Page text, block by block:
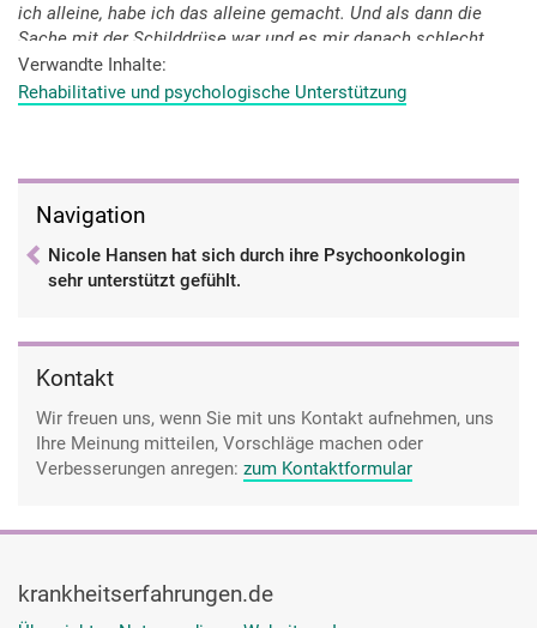
ich alleine, habe ich das alleine gemacht. Und als dann die
Sache mit der Schilddrüse war und es mir danach schlecht
ging, da habe ich mir Hilfe gesucht, weil da habe ich wirklich
jede Hilfe genommen, die irgendwo kam. Und da war sie dann
mittlerweile ist das so. Dann war die Sache mit der
Hypophyse und da hat sie mich jeden Tag besucht. Also
geredet und also ja, die ist einfach mega toll. Mega toll, ganz
tolle Frau.
Verwandte Inhalte
Rehabilitative und psychologische Unterstützung
Navigation
Nicole Hansen hat sich durch ihre Psychoonkologin
sehr unterstützt gefühlt.
Kontakt
Wir freuen uns, wenn Sie mit uns Kontakt aufnehmen, uns
Ihre Meinung mitteilen, Vorschläge machen oder
Verbesserungen anregen: zum Kontaktformular
krankheitserfahrungen.de